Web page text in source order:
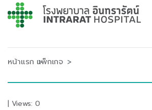
หน้าแรก แพ็กเกจ
| Views: 0